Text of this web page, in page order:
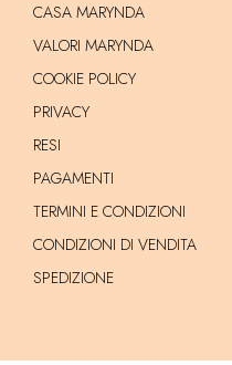
CASA MARYNDA
VALORI MARYNDA
COOKIE POLICY
PRIVACY
RESI
PAGAMENTI
TERMINI E CONDIZIONI
CONDIZIONI DI VENDITA
SPEDIZIONE